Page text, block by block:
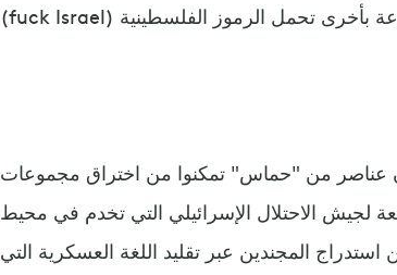
عناصر من "حماس" تمكنوا من اختراق مجموعات
لجيش الاحتلال الإسرائيلي التي تخدم في محيط
المجندين عبر تقليد اللغة العسكرية التي